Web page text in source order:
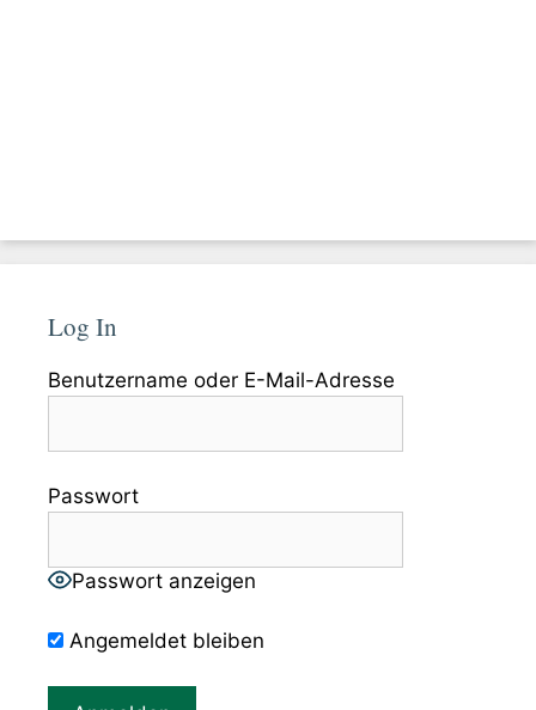
Log In
Benutzername oder E-Mail-Adresse
Passwort
Passwort anzeigen
Angemeldet bleiben